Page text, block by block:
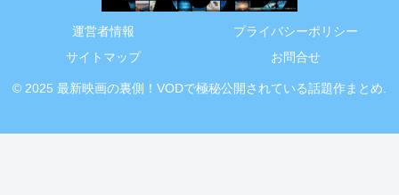
運営者情報
プライバシーポリシー
サイトマップ
お問合せ
© 2025 最新映画の裏側！VODで極秘公開されている話題作まとめ.